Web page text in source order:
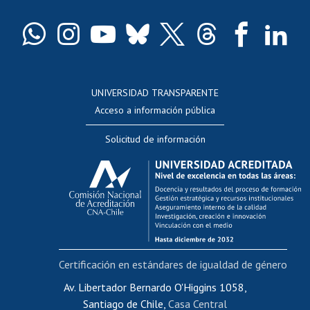
Docentes
Evaluación docente
Calificación académica
Postulación al AUCAI
Funcionarias/os
Cursos internos de capacitación
Bienestar del personal
Portal de movilidad interna
Certificado de renta
Certificado de renta honorarios
UNIVERSIDAD TRANSPARENTE
Acceso a información pública
Solicitud de información
Av. Libertador Bernardo O'Higgins 1058,
Santiago de Chile, Casa Central
Certificación en estándares de igualdad de género